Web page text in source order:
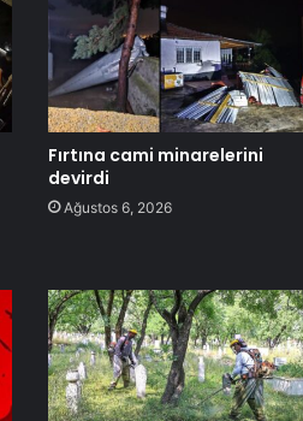
Fırtına cami minarelerini
devirdi
Ağustos 6, 2026